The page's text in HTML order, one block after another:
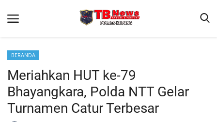
Beranda
Terms & Conditions
Reskrim
BERANDA
Meriahkan HUT ke-79
Bhayangkara, Polda NTT Gelar
Turnamen Catur Terbesar